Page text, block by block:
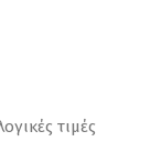
τιμές